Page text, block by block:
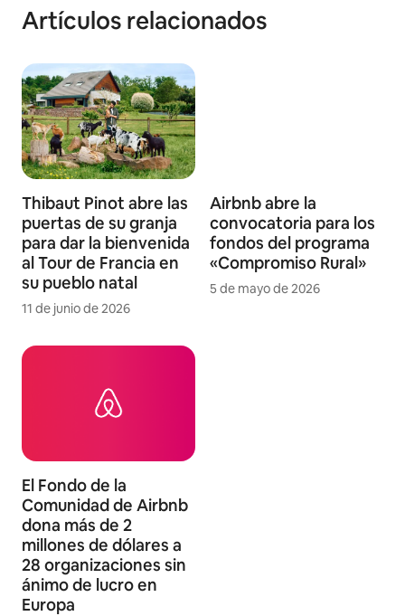
Artículos relacionados
Thibaut Pinot abre las
puertas de su granja
para dar la bienvenida
al Tour de Francia en
su pueblo natal
11 de junio de 2026
Airbnb abre la
convocatoria para los
fondos del programa
«Compromiso Rural»
5 de mayo de 2026
El Fondo de la
Comunidad de Airbnb
dona más de 2
millones de dólares a
28 organizaciones sin
ánimo de lucro en
Europa